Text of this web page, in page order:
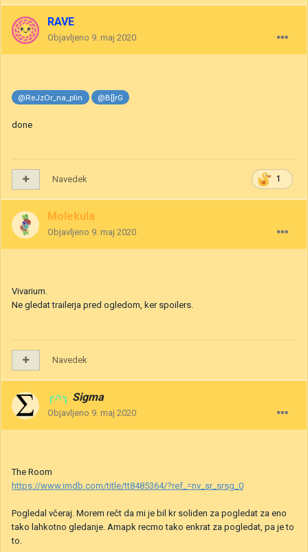
RAVE
Objavljeno 9. maj 2020
@ReJzOr_na_plin @B[]rG
done
1
Navedek
Molekula
Objavljeno 9. maj 2020
Vivarium.
Ne gledat trailerja pred ogledom, ker spoilers.
Navedek
╭∩╮ Sigma
Objavljeno 9. maj 2020
The Room
https://www.imdb.com/title/tt8485364/?ref_=nv_sr_srsg_0
Pogledal včeraj. Morem rečt da mi je bil kr soliden za pogledat za eno
tako lahkotno gledanje. Amapk recmo tako enkrat za pogledat, pa je to
to.